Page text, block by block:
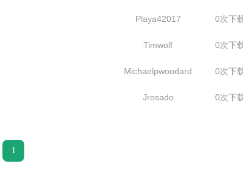
Playa42017 0次下
Timwolf 0次下
Michaelpwoodard 0次下
Jrosado 0次下
1